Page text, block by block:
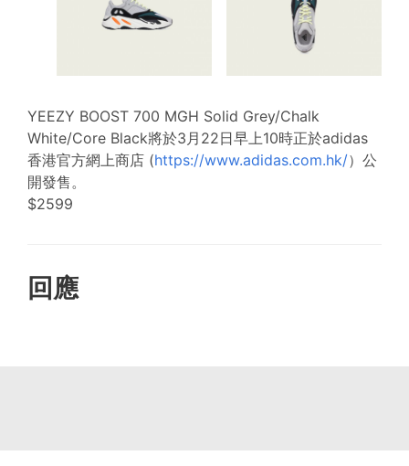
YEEZY BOOST 700 MGH Solid Grey/Chalk
White/Core Black將於3月22日早上10時正於adidas
香港官方網上商店 (https://www.adidas.com.hk/）公
開發售。
$2599
回應